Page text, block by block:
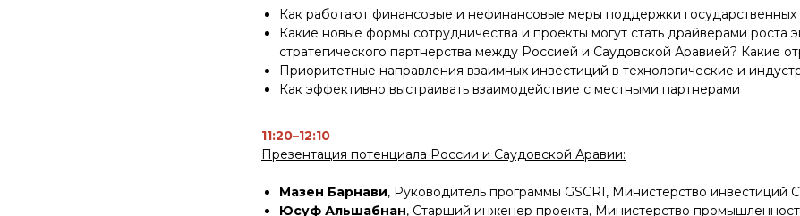
Как работают финансовые и нефинансовые меры поддержки
Какие новые формы сотрудничества и проекты могут стать драйверами роста
стратегического партнерства между Россией и Саудовской Аравией? Какие
Приоритетные направления взаимных инвестиций в технологические и
Как эффективно выстраивать взаимодействие с местными партнерами
11:20–12:10
Презентация потенциала России и Саудовской Аравии:
Мазен Барнави, Руководитель программы GSCRI, Министерство инвестиций
Юсуф Альшабнан, Старший инженер проекта, Министерство